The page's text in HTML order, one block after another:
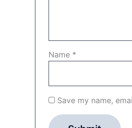
Name *
Save my name,